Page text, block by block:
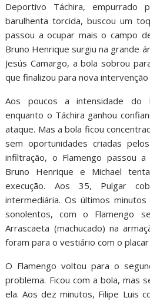
Deportivo Táchira, empurrado
barulhenta torcida, buscou um
passou a ocupar mais o campo
Bruno Henrique surgiu na grande
Jesús Camargo, a bola sobrou
que finalizou para nova
Aos poucos a intensidade do
enquanto o Táchira ganhou
ataque. Mas a bola ficou
sem oportunidades criadas
infiltração, o Flamengo passou
Bruno Henrique e Michael
execução. Aos 35, Pulgar
intermediária. Os últimos
sonolentos, com o Flamengo
Arrascaeta (machucado) na
foram para o vestiário com o
O Flamengo voltou para o
problema. Ficou com a bola, mas
ela. Aos dez minutos, Filipe Luis